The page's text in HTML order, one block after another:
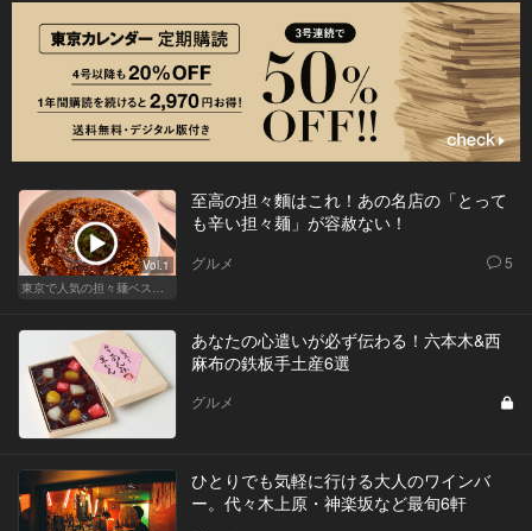
Vol.1
東京で人気の担々麺ベストセレクション！
至高の担々麵はこれ！あの名店の「とって
も辛い担々麺」が容赦ない！
グルメ 5
あなたの心遣いが必ず伝わる！六本木&西
麻布の鉄板手土産6選
グルメ
ひとりでも気軽に行ける大人のワインバ
ー。代々木上原・神楽坂など最旬6軒